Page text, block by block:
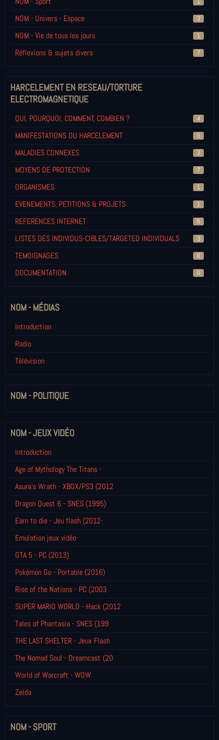
NOM - Univers - Espace 3
NOM - Vie de tous les jours 1
Réflexions & sujets divers 7
HARCELEMENT EN RESEAU/TORTURE
ELECTROMAGNETIQUE
QUI, POURQUOI, COMMENT, COMBIEN ? 4
MANIFESTATIONS DU HARCELEMENT 5
MALADIES CONNEXES 3
MOYENS DE PROTECTION 7
ORGANISMES 1
EVENEMENTS, PETITIONS & PROJETS 1
REFERENCES INTERNET 5
LISTES DES INDIVIDUS-CIBLES/TARGETED INDIVIDUALS 3
TEMOIGNAGES 6
DOCUMENTATION 0
NOM - MÉDIAS
Introduction
Radio
Télévision
NOM - POLITIQUE
NOM - JEUX VIDÉO
Introduction
Age of Mythology The Titans -
Asura's Wrath - XBOX/PS3 (2012
Dragon Quest 6 - SNES (1995)
Earn to die - Jeu flash (2012-
Emulation jeux vidéo
GTA 5 - PC (2013)
Pokémon Go - Portable (2016)
Rise of the Nations - PC (2003
SUPER MARIO WORLD - Hack (2012
Tales of Phantasia - SNES (199
THE LAST SHELTER - Jeux Flash
The Nomad Soul - Dreamcast (20
World of Warcraft - WOW
Zelda
NOM - SPORT